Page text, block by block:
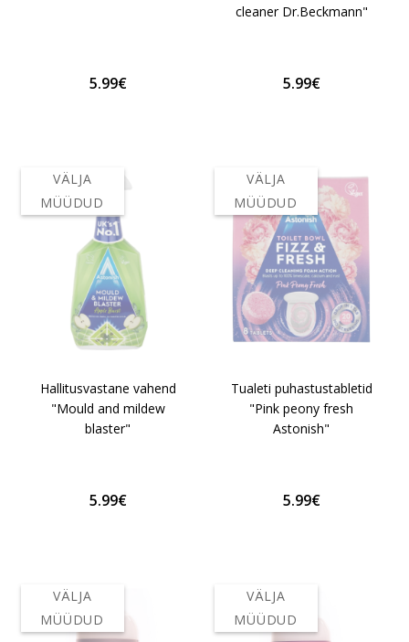
5.99€
cleaner Dr.Beckmann"
5.99€
VÄLJA
MÜÜDUD
Hallitusvastane vahend
"Mould and mildew
blaster"
5.99€
VÄLJA
MÜÜDUD
Tualeti puhastustabletid
"Pink peony fresh
Astonish"
5.99€
VÄLJA
MÜÜDUD
VÄLJA
MÜÜDUD